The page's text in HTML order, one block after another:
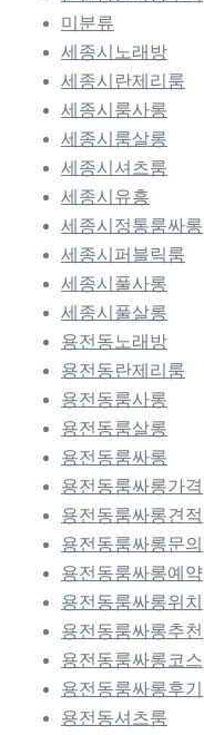
미분류
세종시노래방
세종시란제리룸
세종시룸사롱
세종시룸살롱
세종시셔츠룸
세종시유흥
세종시정통룸싸롱
세종시퍼블릭룸
세종시풀사롱
세종시풀살롱
용전동노래방
용전동란제리룸
용전동룸사롱
용전동룸살롱
용전동룸싸롱
용전동룸싸롱가격
용전동룸싸롱견적
용전동룸싸롱문의
용전동룸싸롱예약
용전동룸싸롱위치
용전동룸싸롱추천
용전동룸싸롱코스
용전동룸싸롱후기
용전동셔츠룸